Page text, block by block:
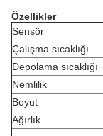
Özellikler
Sensör
Çalışma sıcaklığı
Depolama sıcaklığı
Nemlilik
Boyut
Ağırlık